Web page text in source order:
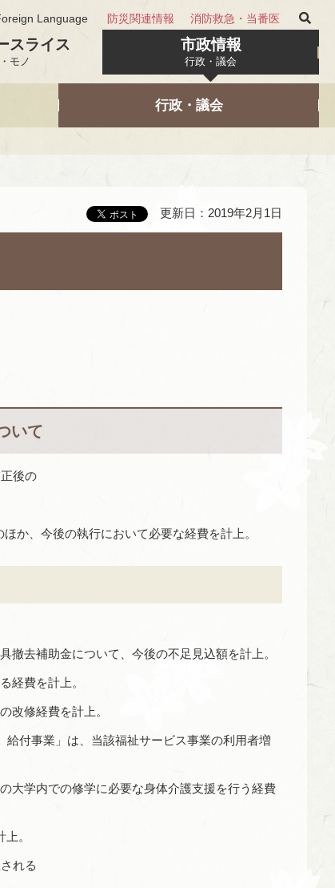
Language 防災関連情報 消防救急・当番医
スライス
モノ
市政情報
行政・議会
行政・議会
更新日：2019年2月1日
いて
後の
か、今後の執行において必要な経費を計上。
去補助金について、今後の不足見込額を計上。
経費を計上。
改修経費を計上。
付事業」は、当該福祉サービス事業の利用者増
大学内での修学に必要な身体介護支援を行う経費
。
れる